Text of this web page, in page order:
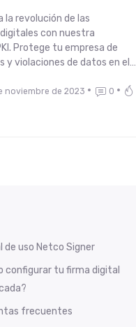
la revolución de las
con nuestra
Protege tu empresa de
y violaciones de datos en el…
noviembre de 2023
0
de uso Netco Signer
configurar tu firma digital
frecuentes